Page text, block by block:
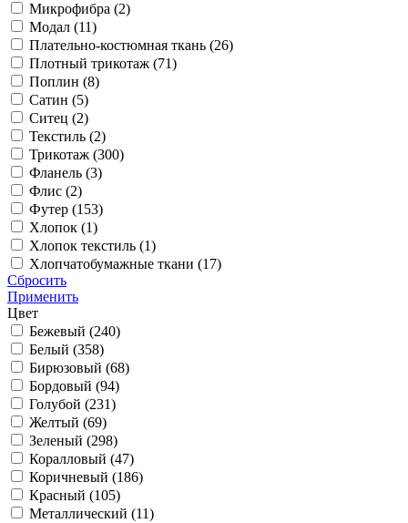
Микрофибра (2)
Модал (11)
Плательно-костюмная ткань (26)
Плотный трикотаж (71)
Поплин (8)
Сатин (5)
Ситец (2)
Текстиль (2)
Трикотаж (300)
Фланель (3)
Флис (2)
Футер (153)
Хлопок (1)
Хлопок текстиль (1)
Хлопчатобумажные ткани (17)
Сбросить
Применить
Цвет
Бежевый (240)
Белый (358)
Бирюзовый (68)
Бордовый (94)
Голубой (231)
Желтый (69)
Зеленый (298)
Коралловый (47)
Коричневый (186)
Красный (105)
Металлический (11)